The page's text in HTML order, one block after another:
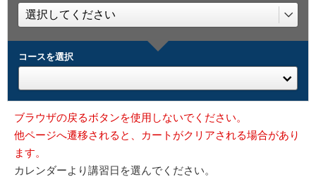
コースを選択
ブラウザの戻るボタンを使用しないでください。
他ページへ遷移されると、カートがクリアされる場合があり
ます。
カレンダーより講習日を選んでください。